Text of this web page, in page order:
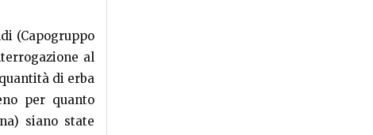
(Capogruppo
al
di erba
per quanto
siano state